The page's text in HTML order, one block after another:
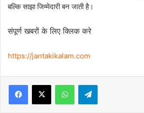
बल्कि साझा जिम्मेदारी बन जाती है।
संपूर्ण खबरों के लिए क्लिक करे
https://jantakikalam.com
Facebook
X WhatsAppTelegram